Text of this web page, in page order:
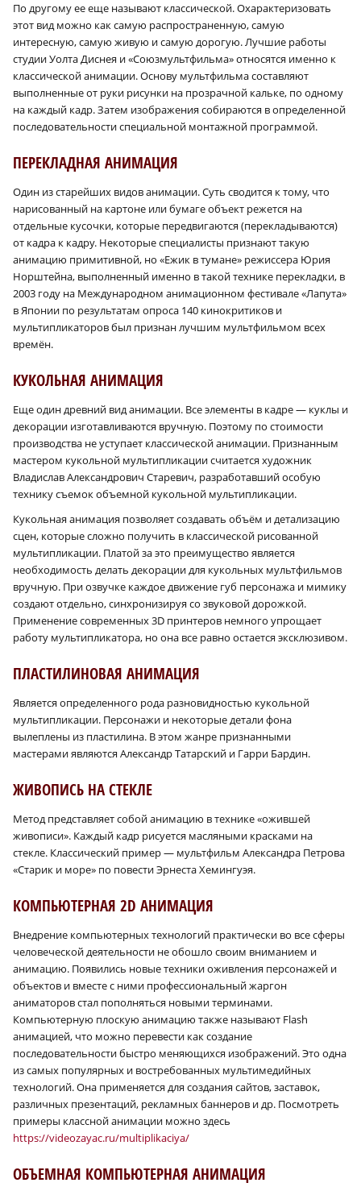
По другому ее еще называют классической. Охарактеризовать
этот вид можно как самую распространенную, самую
интересную, самую живую и самую дорогую. Лучшие работы
студии Уолта Диснея и «Союзмультфильма» относятся именно к
классической анимации. Основу мультфильма составляют
выполненные от руки рисунки на прозрачной кальке, по одному
на каждый кадр. Затем изображения собираются в определенной
последовательности специальной монтажной программой.
ПЕРЕКЛАДНАЯ АНИМАЦИЯ
Один из старейших видов анимации. Суть сводится к тому, что
нарисованный на картоне или бумаге объект режется на
отдельные кусочки, которые передвигаются (перекладываются)
от кадра к кадру. Некоторые специалисты признают такую
анимацию примитивной, но «Ежик в тумане» режиссера Юрия
Норштейна, выполненный именно в такой технике перекладки, в
2003 году на Международном анимационном фестивале «Лапута»
в Японии по результатам опроса 140 кинокритиков и
мультипликаторов был признан лучшим мультфильмом всех
времён.
КУКОЛЬНАЯ АНИМАЦИЯ
Еще один древний вид анимации. Все элементы в кадре — куклы и
декорации изготавливаются вручную. Поэтому по стоимости
производства не уступает классической анимации. Признанным
мастером кукольной мультипликации считается художник
Владислав Александрович Старевич, разработавший особую
технику съемок объемной кукольной мультипликации.
Кукольная анимация позволяет создавать объём и детализацию
сцен, которые сложно получить в классической рисованной
мультипликации. Платой за это преимущество является
необходимость делать декорации для кукольных мультфильмов
вручную. При озвучке каждое движение губ персонажа и мимику
создают отдельно, синхронизируя со звуковой дорожкой.
Применение современных 3D принтеров немного упрощает
работу мультипликатора, но она все равно остается эксклюзивом.
ПЛАСТИЛИНОВАЯ АНИМАЦИЯ
Является определенного рода разновидностью кукольной
мультипликации. Персонажи и некоторые детали фона
вылеплены из пластилина. В этом жанре признанными
мастерами являются Александр Татарский и Гарри Бардин.
ЖИВОПИСЬ НА СТЕКЛЕ
Метод представляет собой анимацию в технике «ожившей
живописи». Каждый кадр рисуется масляными красками на
стекле. Классический пример — мультфильм Александра Петрова
«Старик и море» по повести Эрнеста Хемингуэя.
КОМПЬЮТЕРНАЯ 2D АНИМАЦИЯ
Внедрение компьютерных технологий практически во все сферы
человеческой деятельности не обошло своим вниманием и
анимацию. Появились новые техники оживления персонажей и
объектов и вместе с ними профессиональный жаргон
аниматоров стал пополняться новыми терминами.
Компьютерную плоскую анимацию также называют Flash
анимацией, что можно перевести как создание
последовательности быстро меняющихся изображений. Это одна
из самых популярных и востребованных мультимедийных
технологий. Она применяется для создания сайтов, заставок,
различных презентаций, рекламных баннеров и др. Посмотреть
примеры классной анимации можно здесь
https://videozayac.ru/multiplikaciya/
ОБЪЕМНАЯ КОМПЬЮТЕРНАЯ АНИМАЦИЯ